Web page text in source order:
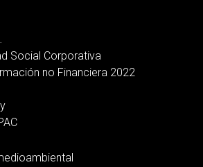
Social Corporativa
no Financiera 2022